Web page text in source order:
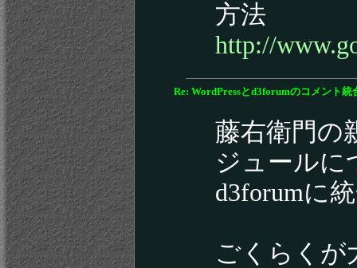
方法
http://
Re: WordPressとd3forumのコメント統
藤右衛門の
ジュールに
d3forumに
ごくらくが